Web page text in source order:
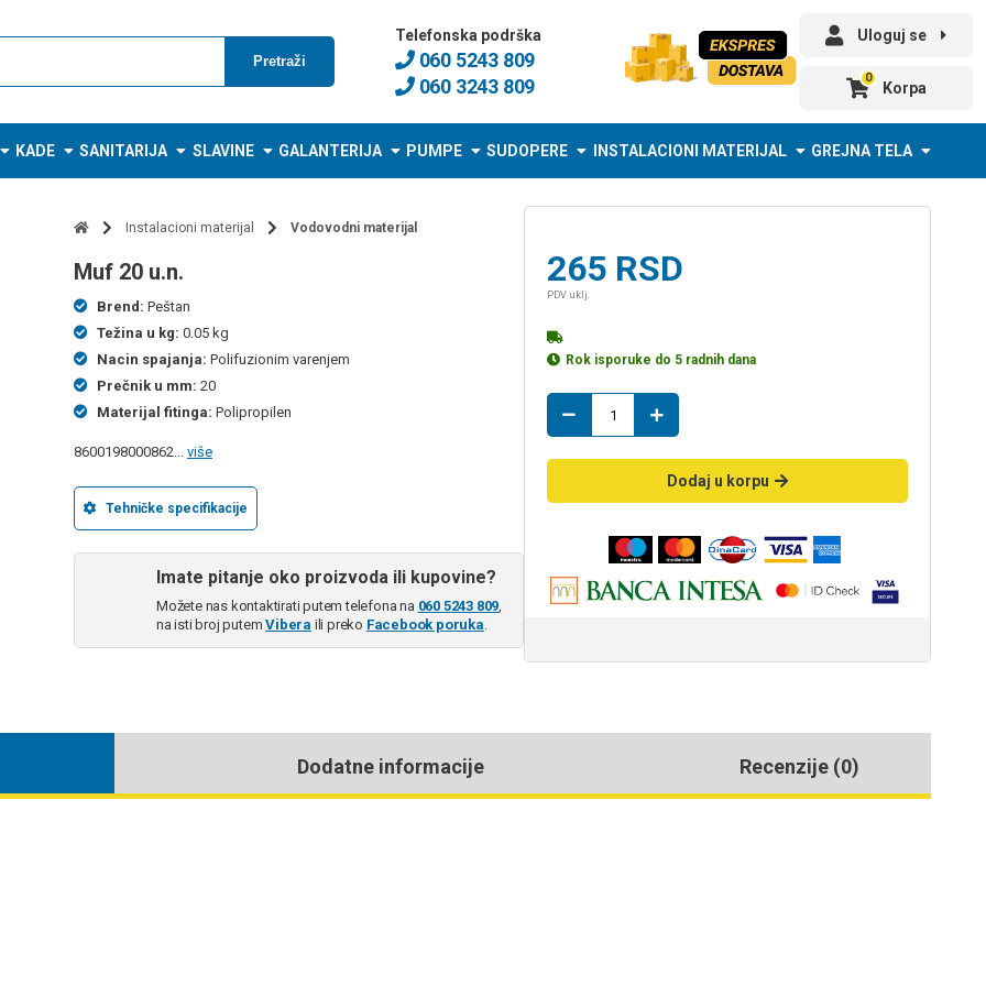
Pretraži
Telefonska podrška
060 5243 809
060 3243 809
Uloguj se
0
Korpa
KADE SANITARIJA SLAVINE GALANTERIJA PUMPE SUDOPERE INSTALACIONI MATERIJAL GREJNA TELA
Instalacioni materijal Vodovodni materijal
muf 20 u.n.
Brend: Peštan
Težina u kg: 0.05 kg
Nacin spajanja: Polifuzionim varenjem
Prečnik u mm: 20
Materijal fitinga: Polipropilen
8600198000862... više
Tehničke specifikacije
Imate pitanje oko proizvoda ili kupovine?
Možete nas kontaktirati putem telefona na 060 5243 809,
na isti broj putemVibera ili preko Facebook poruka.
265 RSD
PDV uklj.
Rok isporuke do 5 radnih dana
20
Dodaj u korpu
Dodatne informacije Recenzije (0)